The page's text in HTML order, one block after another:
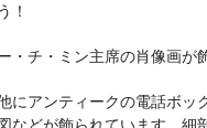
！
・チ・ミン主席の肖像画が
にアンティークの電話ボッ